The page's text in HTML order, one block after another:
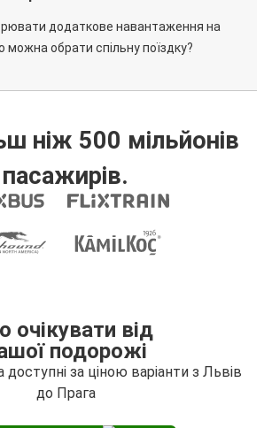
додаткове навантаження на
можна обрати спільну поїздку?
ніж 500 мільйонів
пасажирів.
очікувати від
подорожі
доступні за ціною варіанти з Львів
до Прага